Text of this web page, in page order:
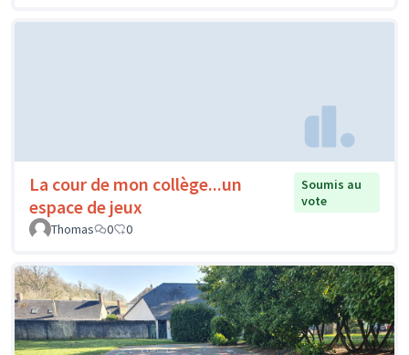
La cour de mon collège...un
espace de jeux
Soumis au
vote
Thomas
0 0